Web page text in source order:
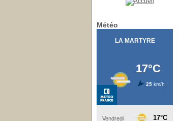
Météo